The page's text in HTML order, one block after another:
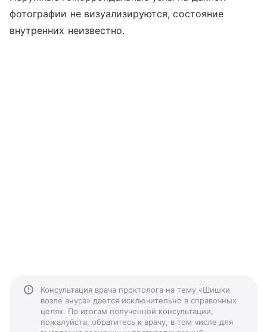
фотографии не визуализируются, состояние
внутренних неизвестно.
Консультация врача проктолога на тему «Шишки
возле ануса» дается исключительно в справочных
целях. По итогам полученной консультации,
пожалуйста, обратитесь к врачу, в том числе для